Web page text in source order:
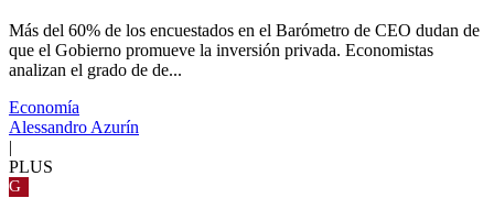
Más del 60% de los encuestados en el Barómetro de CEO dudan de
que el Gobierno promueve la inversión privada. Economistas
analizan el grado de de...
Economía
Alessandro Azurín
|
PLUS
G